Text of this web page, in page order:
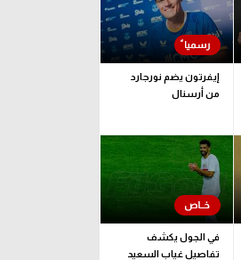
إيفرتون يضم نورجارد
من أرسنال
في الجول يكشف
تفاصيل غياب السعيد